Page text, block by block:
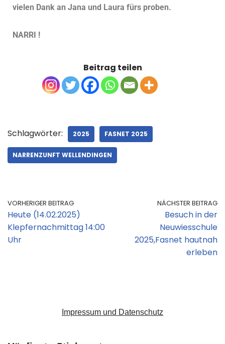
vielen Dank an Jana und Laura fürs proben.
NARRI !
Beitrag teilen
Schlagwörter: 2025 FASNET 2025
NARRENZUNFT WELLENDINGEN
VORHERIGER BEITRAG
Heute (14.02.2025)
Klepfernachmittag 14:00
Uhr
NÄCHSTER BEITRAG
Besuch in der
Neuwiesschule
2025,Fasnet hautnah
erleben
Impressum und Datenschutz